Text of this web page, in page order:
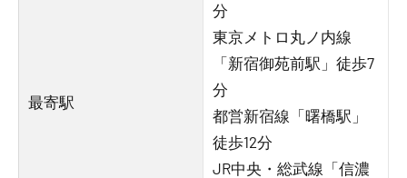
最寄駅
分
東京メトロ丸ノ内線
「新宿御苑前駅」徒歩7
分
都営新宿線「曙橋駅」
徒歩12分
JR中央・総武線「信濃